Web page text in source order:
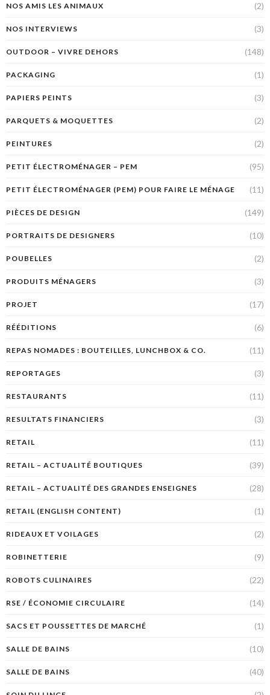
NOS AMIS LES ANIMAUX (2)
NOS INTERVIEWS (3)
OUTDOOR – VIVRE DEHORS (148)
PACKAGING (1)
PAPIERS PEINTS (3)
PARQUETS & MOQUETTES (2)
PEINTURES (2)
PETIT ÉLECTROMÉNAGER – PEM (95)
PETIT ÉLECTROMÉNAGER (PEM) POUR FAIRE LE MÉNAGE (11)
PIÈCES DE DESIGN (149)
PORTRAITS DE DESIGNERS (10)
POUBELLES (2)
PRODUITS MÉNAGERS (3)
PROJET (17)
RÉÉDITIONS (6)
REPAS NOMADES : BOUTEILLES, LUNCHBOX & CO. (11)
REPORTAGES (3)
RESTAURANTS (11)
RESULTATS FINANCIERS (3)
RETAIL (11)
RETAIL – ACTUALITÉ BOUTIQUES (39)
RETAIL – ACTUALITÉ DES GRANDES ENSEIGNES (28)
RETAIL (ENGLISH CONTENT) (1)
RIDEAUX ET VOILAGES (2)
ROBINETTERIE (9)
ROBOTS CULINAIRES (22)
RSE / ÉCONOMIE CIRCULAIRE (14)
SACS ET POUSSETTES DE MARCHÉ (1)
SALLE DE BAINS (10)
SALLE DE BAINS (40)